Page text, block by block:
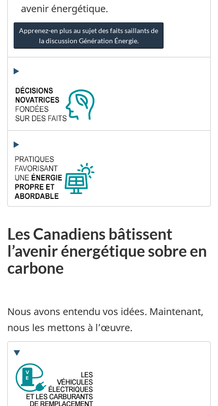
avenir énergétique.
Apprenez-en plus au sujet des faits saillants de
la discussion Génération Énergie.
Les Canadiens bâtissent
l’avenir énergétique sobre en
carbone
Nous avons entendu vos idées. Maintenant,
nous les mettons à l’œuvre.